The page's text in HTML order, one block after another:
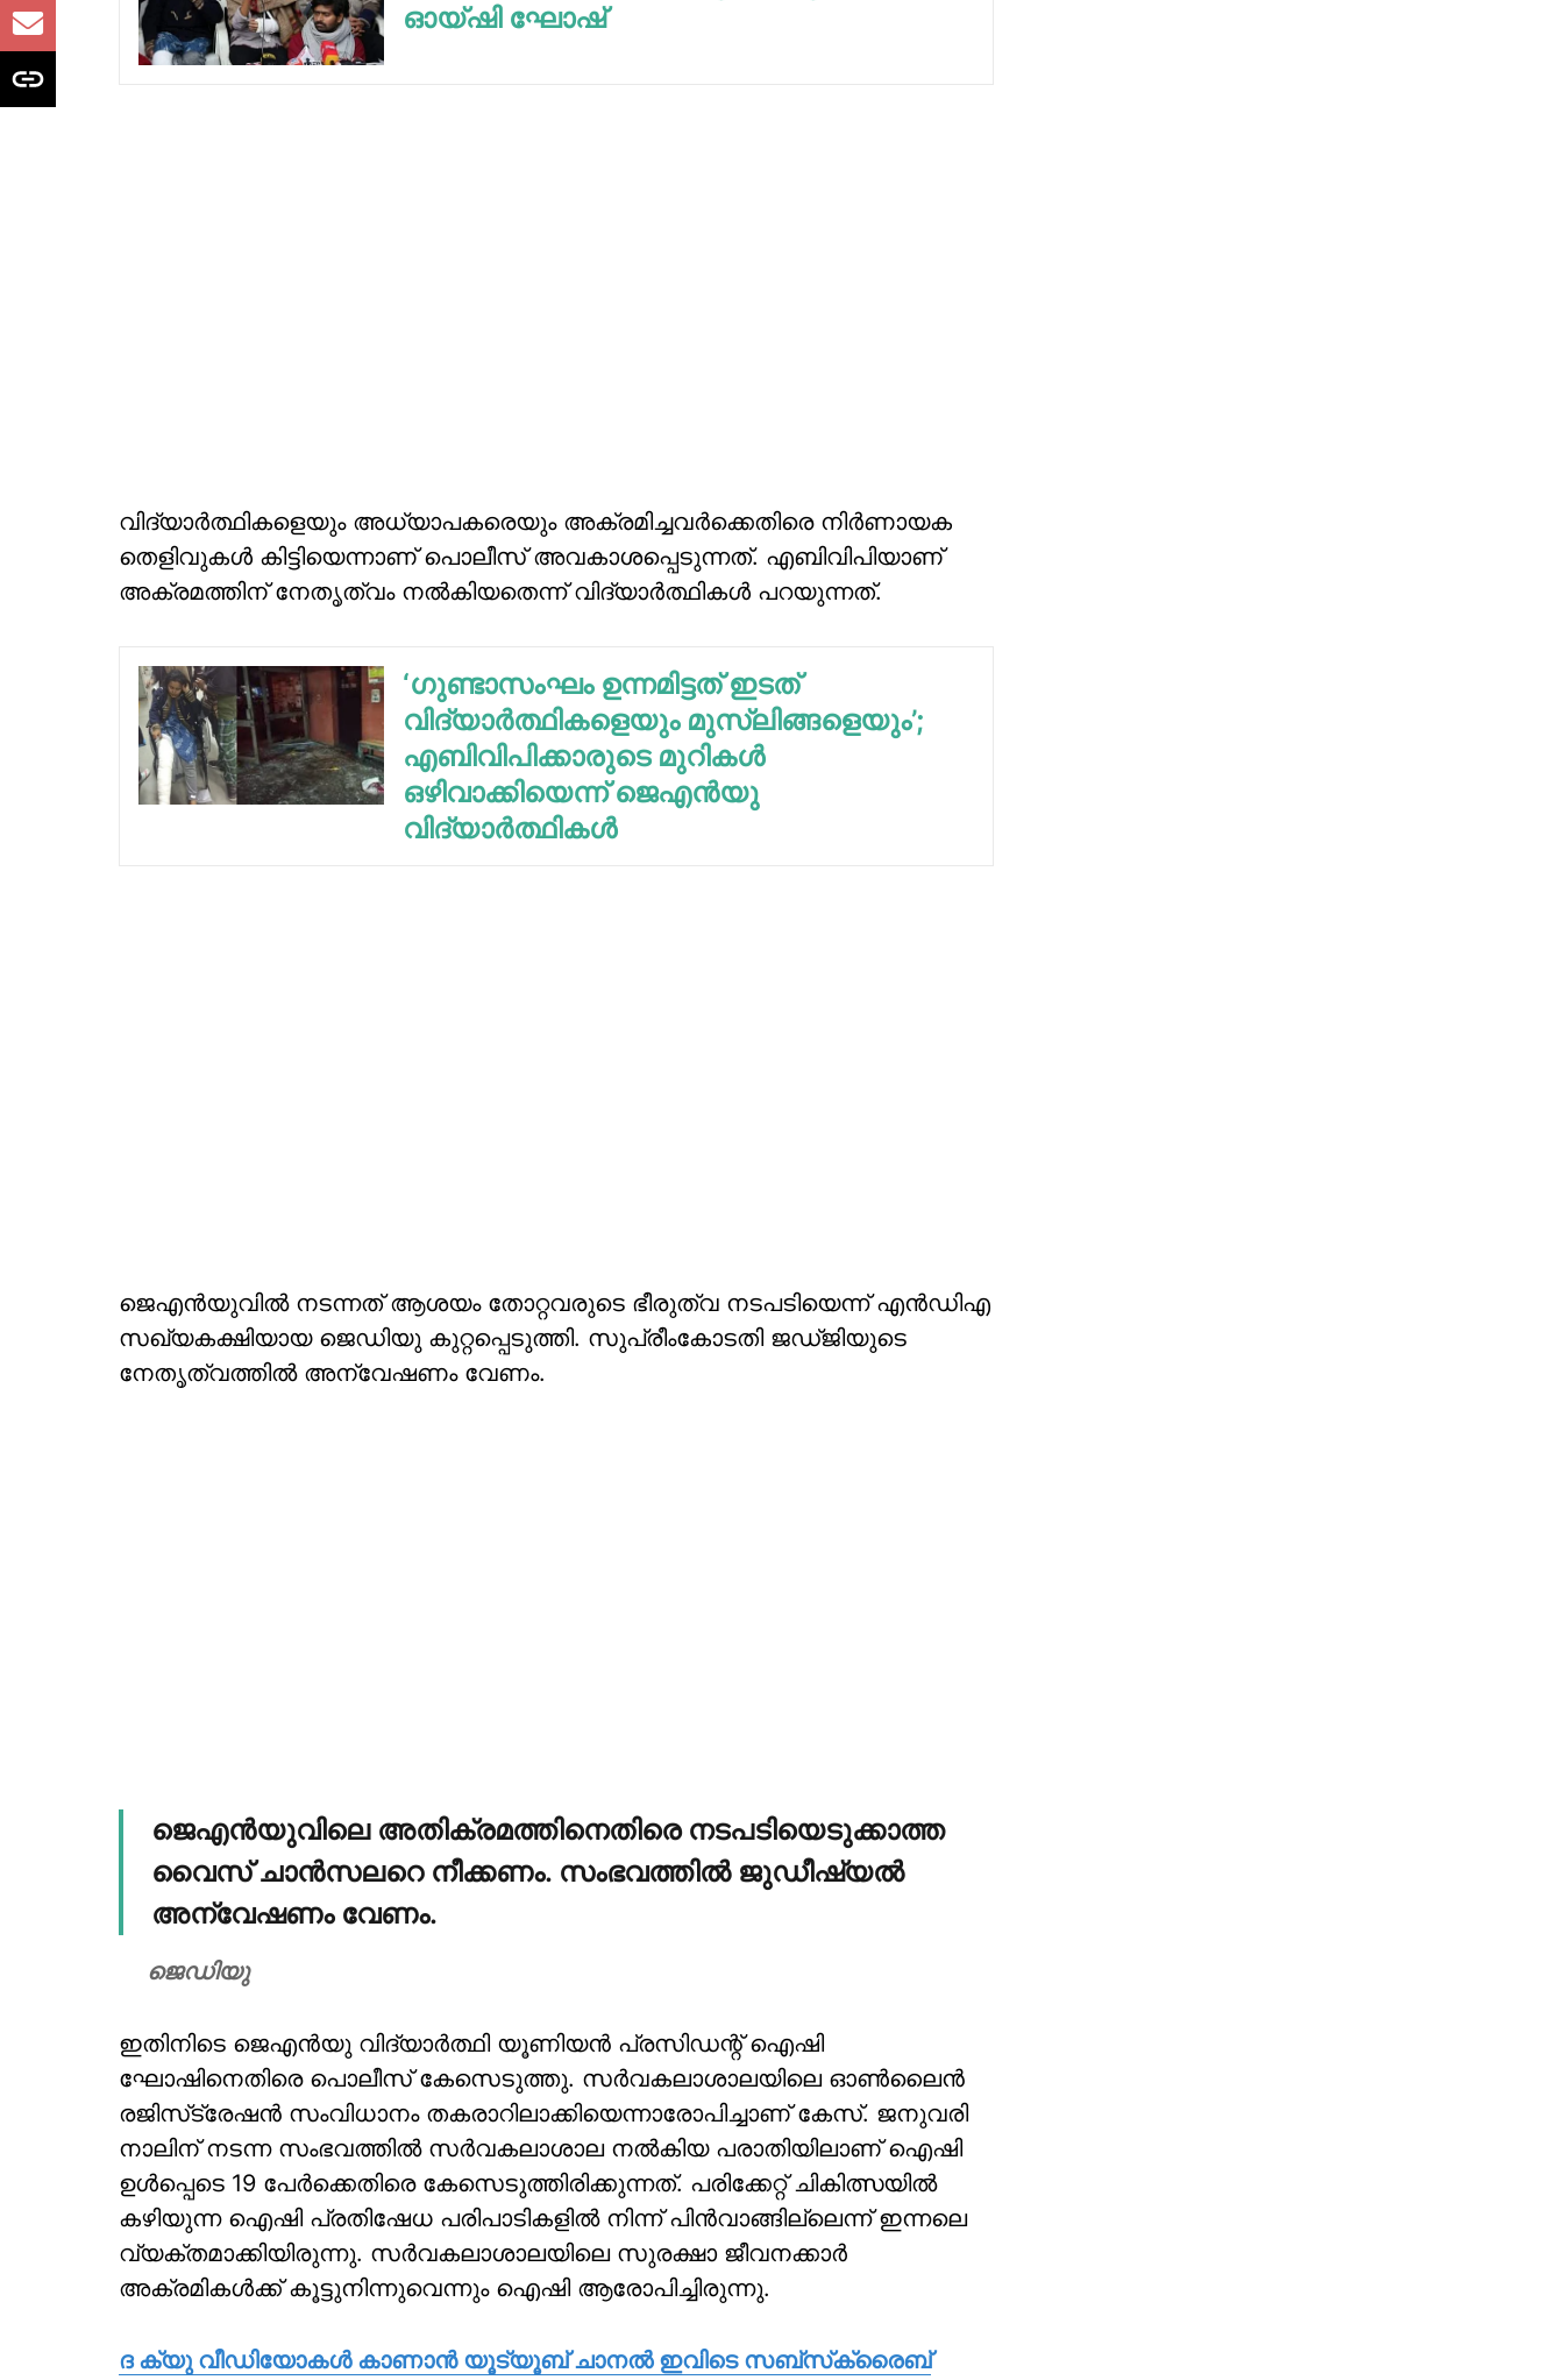
ഓയ്ഷി ഘോഷ്‌
വിദ്യാര്‍ത്ഥികളെയും അധ്യാപകരെയും അക്രമിച്ചവര്‍ക്കെതിരെ നിര്‍ണായക
തെളിവുകള്‍ കിട്ടിയെന്നാണ് പൊലീസ് അവകാശപ്പെടുന്നത്. എബിവിപിയാണ്
അക്രമത്തിന് നേതൃത്വം നല്‍കിയതെന്ന് വിദ്യാര്‍ത്ഥികള്‍ പറയുന്നത്.
‘ഗുണ്ടാസംഘം ഉന്നമിട്ടത് ഇടത്
വിദ്യാര്‍ത്ഥികളെയും മുസ്ലിങ്ങളെയും’;
എബിവിപിക്കാരുടെ മുറികള്‍
ഒഴിവാക്കിയെന്ന് ജെഎന്‍യു
വിദ്യാര്‍ത്ഥികള്‍
ജെഎന്‍യുവില്‍ നടന്നത് ആശയം തോറ്റവരുടെ ഭീരുത്വ നടപടിയെന്ന് എന്‍ഡിഎ
സഖ്യകക്ഷിയായ ജെഡിയു കുറ്റപ്പെടുത്തി. സുപ്രീംകോടതി ജഡ്ജിയുടെ
നേതൃത്വത്തില്‍ അന്വേഷണം വേണം.
ജെഎന്‍യുവിലെ അതിക്രമത്തിനെതിരെ നടപടിയെടുക്കാത്ത
വൈസ് ചാന്‍സലറെ നീക്കണം. സംഭവത്തില്‍ ജുഡീഷ്യല്‍
അന്വേഷണം വേണം.
ജെഡിയു
ഇതിനിടെ ജെഎന്‍യു വിദ്യാര്‍ത്ഥി യൂണിയന്‍ പ്രസിഡന്റ് ഐഷി
ഘോഷിനെതിരെ പൊലീസ് കേസെടുത്തു. സര്‍വകലാശാലയിലെ ഓണ്‍ലൈന്‍
രജിസ്‌ട്രേഷന്‍ സംവിധാനം തകരാറിലാക്കിയെന്നാരോപിച്ചാണ് കേസ്. ജനുവരി
നാലിന് നടന്ന സംഭവത്തില്‍ സര്‍വകലാശാല നല്‍കിയ പരാതിയിലാണ് ഐഷി
ഉള്‍പ്പെടെ 19 പേര്‍ക്കെതിരെ കേസെടുത്തിരിക്കുന്നത്. പരിക്കേറ്റ് ചികിത്സയില്‍
കഴിയുന്ന ഐഷി പ്രതിഷേധ പരിപാടികളില്‍ നിന്ന് പിന്‍വാങ്ങില്ലെന്ന് ഇന്നലെ
വ്യക്തമാക്കിയിരുന്നു. സര്‍വകലാശാലയിലെ സുരക്ഷാ ജീവനക്കാര്‍
അക്രമികള്‍ക്ക് കൂട്ടുനിന്നുവെന്നും ഐഷി ആരോപിച്ചിരുന്നു.
ദ ക്യു വീഡിയോകള്‍ കാണാന്‍ യൂട്യൂബ് ചാനല്‍ ഇവിടെ സബ്‌സ്‌ക്രൈബ്